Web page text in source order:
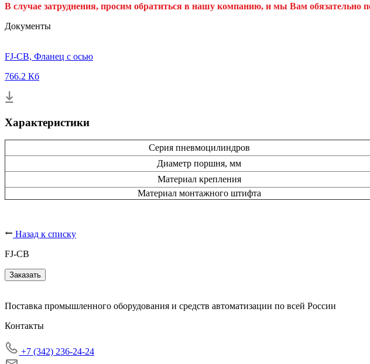
В случае затруднения, просим обратиться в нашу компанию, и мы Вам обязательно
Документы
FJ-CB, Фланец с осью
766.2 Кб
Характеристики
Серия пневмоцилиндров
Диаметр поршня, мм
Материал крепления
Материал монтажного штифта
Назад к списку
FJ-CB
Заказать
Поставка промышленного оборудования и средств автоматизации по всей России
Контакты
+7 (342) 236-24-24